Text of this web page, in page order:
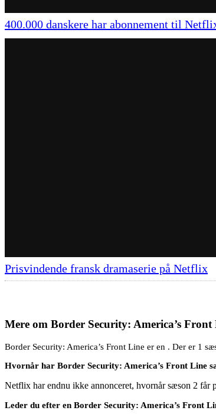
400.000 danskere har abonnement til
Prisvindende fransk dramaserie på Netflix
Mere om Border Security: America’s Front
Border Security: America’s Front Line er en . Der er 1
Hvornår har Border Security: America’s Front Line
Netflix har endnu ikke annonceret, hvornår sæson 2
Leder du efter en Border Security: America’s Front